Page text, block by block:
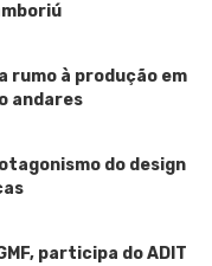
rumo à produção em
andares
do design
participa do ADIT